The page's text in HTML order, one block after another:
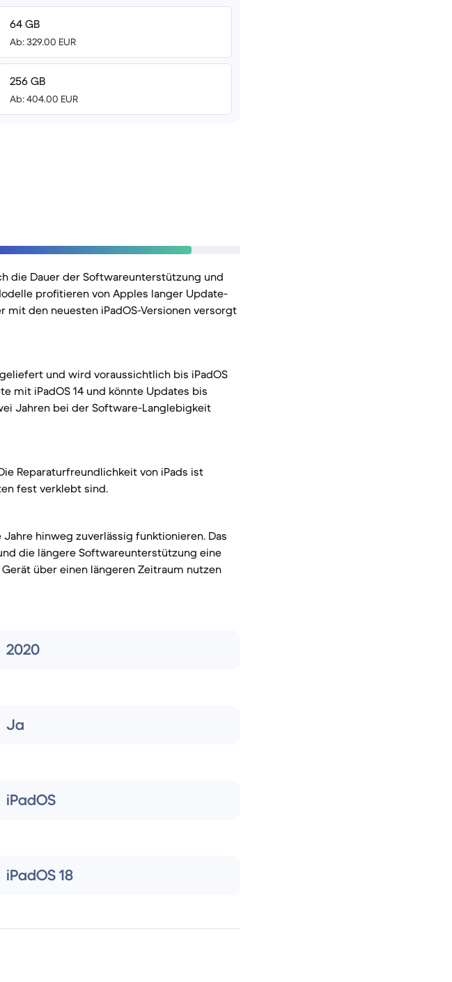
64 GB
Ab: 329.00 EUR
256 GB
Ab: 404.00 EUR
die Dauer der Softwareunterstützung und
profitieren von Apples langer Update-
den neuesten iPadOS-Versionen versorgt
und wird voraussichtlich bis iPadOS
mit iPadOS 14 und könnte Updates bis
Jahren bei der Software-Langlebigkeit
Reparaturfreundlichkeit von iPads ist
fest verklebt sind.
hinweg zuverlässig funktionieren. Das
die längere Softwareunterstützung eine
über einen längeren Zeitraum nutzen
2020
Ja
iPadOS
iPadOS 18